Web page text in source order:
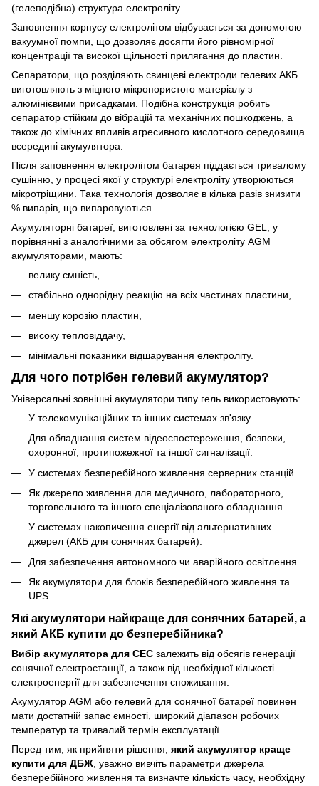
(гелеподібна) структура електроліту.
Заповнення корпусу електролітом відбувається за допомогою
вакуумної помпи, що дозволяє досягти його рівномірної
концентрації та високої щільності прилягання до пластин.
Сепаратори, що розділяють свинцеві електроди гелевих АКБ
виготовляють з міцного мікропористого матеріалу з
алюмінієвими присадками. Подібна конструкція робить
сепаратор стійким до вібрацій та механічних пошкоджень, а
також до хімічних впливів агресивного кислотного середовища
всередині акумулятора.
Після заповнення електролітом батарея піддається тривалому
сушінню, у процесі якої у структурі електроліту утворюються
мікротріщини. Така технологія дозволяє в кілька разів знизити
% випарів, що випаровуються.
Акумуляторні батареї, виготовлені за технологією GEL, у
порівнянні з аналогічними за обсягом електроліту AGM
акумуляторами, мають:
велику ємність,
стабільно однорідну реакцію на всіх частинах пластини,
меншу корозію пластин,
високу тепловіддачу,
мінімальні показники відшарування електроліту.
Для чого потрібен гелевий акумулятор?
Універсальні зовнішні акумулятори типу гель використовують:
У телекомунікаційних та інших системах зв'язку.
Для обладнання систем відеоспостереження, безпеки,
охоронної, протипожежної та іншої сигналізації.
У системах безперебійного живлення серверних станцій.
Як джерело живлення для медичного, лабораторного,
торговельного та іншого спеціалізованого обладнання.
У системах накопичення енергії від альтернативних
джерел (АКБ для сонячних батарей).
Для забезпечення автономного чи аварійного освітлення.
Як акумулятори для блоків безперебійного живлення та
UPS.
Які акумулятори найкраще для сонячних батарей, а
який АКБ купити до безперебійника?
Вибір акумулятора для СЕС залежить від обсягів генерації
сонячної електростанції, а також від необхідної кількості
електроенергії для забезпечення споживання.
Акумулятор AGM або гелевий для сонячної батареї повинен
мати достатній запас ємності, широкий діапазон робочих
температур та тривалий термін експлуатації.
Перед тим, як прийняти рішення, який акумулятор краще
купити для ДБЖ , уважно вивчіть параметри джерела
безперебійного живлення та визначте кількість часу, необхідну